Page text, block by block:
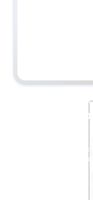
Créez un
Créez un album
les hommages à Liria
PORRAS, pour